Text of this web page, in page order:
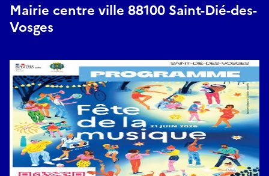
Mairie centre ville 88100 Saint-Dié-des-
Vosges